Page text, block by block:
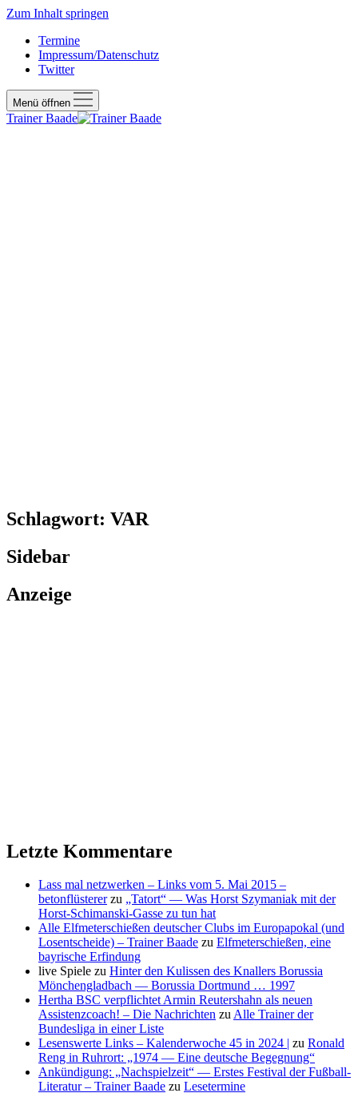
Zum Inhalt springen
Termine
Impressum/Datenschutz
Twitter
Menü öffnen
Trainer Baade
Schlagwort: VAR
Sidebar
Anzeige
Letzte Kommentare
Lass mal netzwerken – Links vom 5. Mai 2015 –
betonflüstererzu „Tatort“ — Was Horst Szymaniak mit der
Horst-Schimanski-Gasse zu tun hat
Alle Elfmeterschießen deutscher Clubs im Europapokal (und
Losentscheide) – Trainer Baade zu Elfmeterschießen, eine
bayrische Erfindung
live Spiele zu Hinter den Kulissen des Knallers Borussia
Mönchengladbach — Borussia Dortmund … 1997
Hertha BSC verpflichtet Armin Reutershahn als neuen
Assistenzcoach! – Die Nachrichten zuAlle Trainer der
Bundesliga in einer Liste
Lesenswerte Links – Kalenderwoche 45 in 2024 | zu Ronald
Reng in Ruhrort: „1974 — Eine deutsche Begegnung“
Ankündigung: „Nachspielzeit“ — Erstes Festival der Fußball-
Literatur – Trainer Baade zu Lesetermine